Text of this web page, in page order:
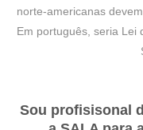
norte-americanas
Em português, seria Lei
Sou profisisonal